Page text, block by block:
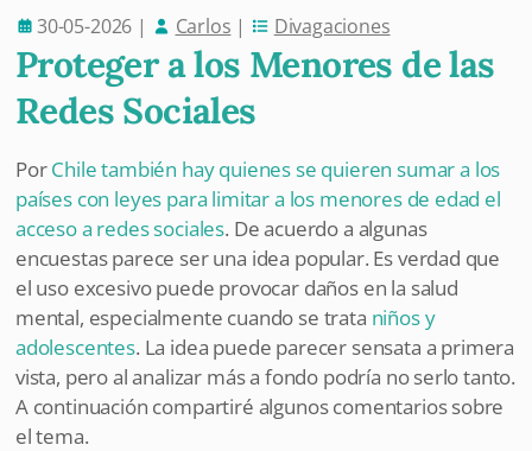
Post navigation
30-05-2026 | Carlos | Divagaciones
Proteger a los Menores de las
Redes Sociales
PorChile también hay quienes se quieren sumar a los
países con leyes para limitar a los menores de edad el
acceso a redes sociales. De acuerdo a algunas
encuestas parece ser una idea popular. Es verdad que
el uso excesivo puede provocar daños en la salud
mental, especialmente cuando se trata niños y
adolescentes. La idea puede parecer sensata a primera
vista, pero al analizar más a fondo podría no serlo tanto.
A continuación compartiré algunos comentarios sobre
el tema.